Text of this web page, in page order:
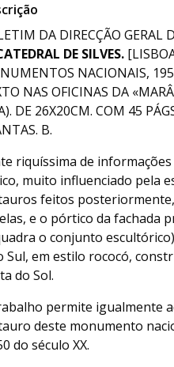
DA DIRECÇÃO GERAL
DE SILVES.
NACIONAIS,
NAS OFICINAS DA
DE 26X20CM. COM 45
B.
riquíssima de
muito influenciado pela
feitos
e o pórtico da fachada
o conjunto
Sul, em estilo rococó,
do Sol.
permite igualmente
deste monumento
do século XX.